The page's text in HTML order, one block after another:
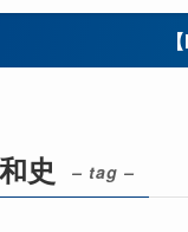
史 – tag –